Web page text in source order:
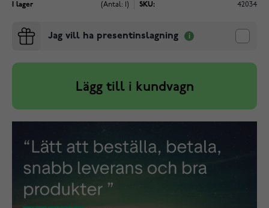
I lager (Antal: 1) SKU: 42034
Jag vill ha presentinslagning
Lägg till i kundvagn